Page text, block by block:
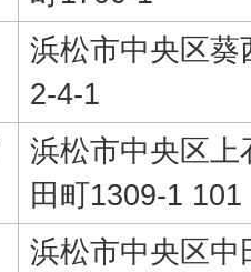
浜松市中央区葵
2-4-1
浜松市中央区上
田町1309-1 101
浜松市中央区中